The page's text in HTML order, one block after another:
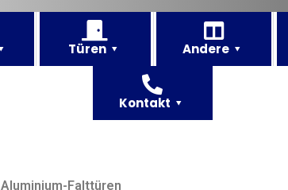
Türen Andere
Kontakt
Aluminium-Falttüren